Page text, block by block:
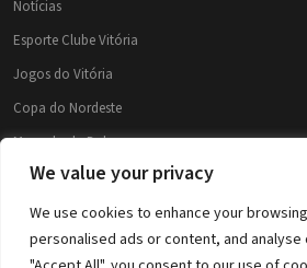
We value your privacy
We use cookies to enhance your
personalised ads or content, and analyse
Notícias
Esporte Clube Vitória
Jogos do Vitória
Copa do Nordeste
Mercado da Bola
Brasileirão 2026
Brasileirão Série A
Copa do Brasil